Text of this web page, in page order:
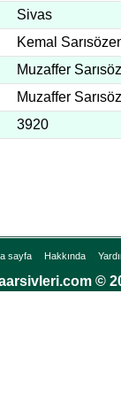
Sivas
Kemal
Muzaffer
Muzaffer
3920
sayfa Hakkında
©